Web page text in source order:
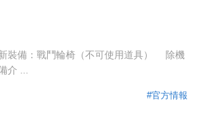
裝備：戰鬥輪椅（不可使用道具） 除機
...
#官方情報